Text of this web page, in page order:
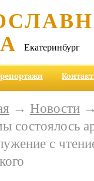
Екатеринбург
→ Новости→
с